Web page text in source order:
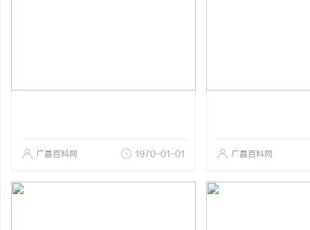
广昌百科网 1970-01-01 广昌百科网